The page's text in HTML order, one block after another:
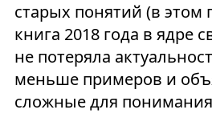
старых понятий (в этом
книга 2018 года в ядре
не потеряла
меньше примеров и
сложные для